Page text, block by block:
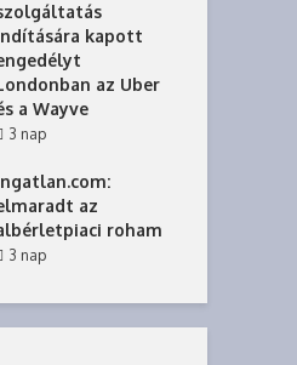
kapott
az Uber
a Wayve
3 nap
az
roham
3 nap